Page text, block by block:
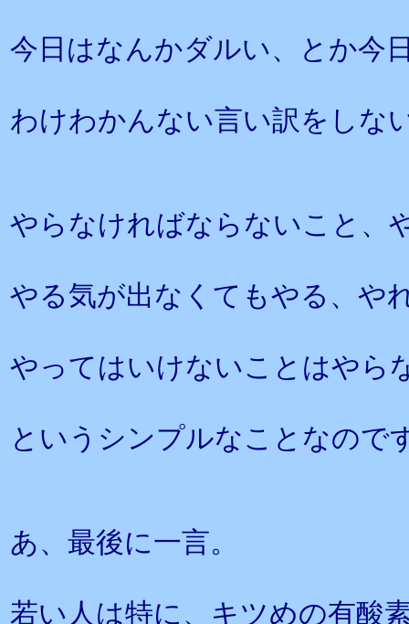
今日はなんかダルい、とか今
わけわかんない言い訳をしな
やらなければならないこと、
やる気が出なくてもやる、や
やってはいけないことはやら
というシンプルなことなので
あ、最後に一言。
若い人は特に、キツめの有酸